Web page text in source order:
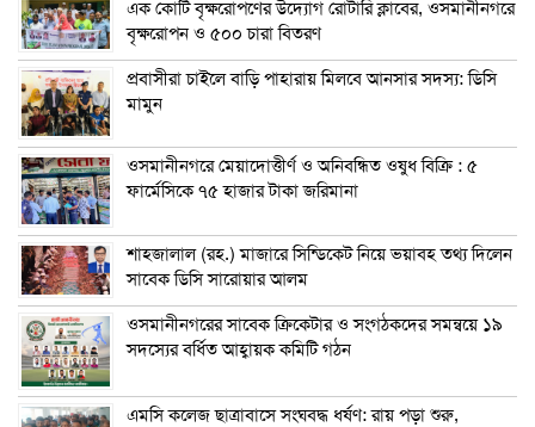
এক কোটি বৃক্ষরোপণের উদ্যোগ রোটারি ক্লাবের, ওসমানীনগরে
বৃক্ষরোপন ও ৫০০ চারা বিতরণ
প্রবাসীরা চাইলে বাড়ি পাহারায় মিলবে আনসার সদস্য: ডিসি
মামুন
ওসমানীনগরে মেয়াদোত্তীর্ণ ও অনিবন্ধিত ওষুধ বিক্রি : ৫
ফার্মেসিকে ৭৫ হাজার টাকা জরিমানা
শাহজালাল (রহ.) মাজারে সিন্ডিকেট নিয়ে ভয়াবহ তথ্য দিলেন
সাবেক ডিসি সারোয়ার আলম
ওসমানীনগরের সাবেক ক্রিকেটার ও সংগঠকদের সমন্বয়ে ১৯
সদস্যের বর্ধিত আহ্বায়ক কমিটি গঠন
এম‌সি কলেজ ছাত্রাবাসে সংঘবদ্ধ ধর্ষণ: রায় পড়া শুরু,